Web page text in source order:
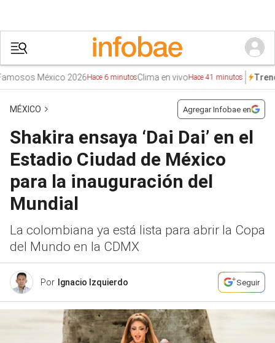
México 2026 Hace 6 minutosClima en vivoHace 41 minutos Trends
MÉXICO Agregar Infobae en
Shakira ensaya ‘Dai Dai’ en el
Estadio Ciudad de México
para la inauguración del
Mundial
La colombiana ya está lista para abrir la Copa
del Mundo en la CDMX
Por Ignacio Izquierdo Seguir